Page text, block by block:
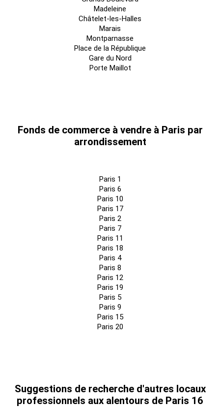
Madeleine
Châtelet-les-Halles
Marais
Montparnasse
Place de la République
Gare du Nord
Porte Maillot
Fonds de commerce à vendre à Paris par
arrondissement
Paris 1
Paris 6
Paris 10
Paris 17
Paris 2
Paris 7
Paris 11
Paris 18
Paris 4
Paris 8
Paris 12
Paris 19
Paris 5
Paris 9
Paris 15
Paris 20
Suggestions de recherche d'autres locaux
professionnels aux alentours de Paris 16